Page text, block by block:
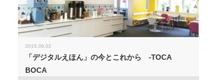
2016.06.02
「デジタルえほん」の今とこれから -TOCA
BOCA